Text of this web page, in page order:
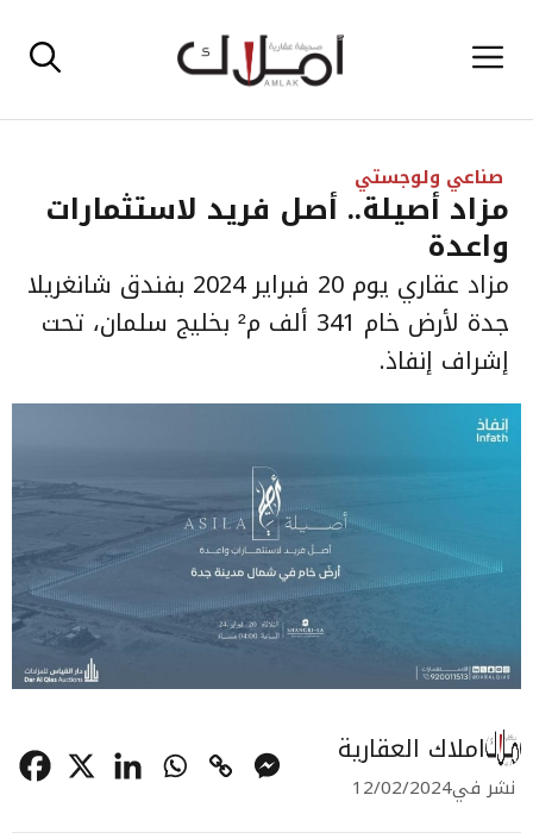
إلى القائمة
صناعي ولوجستي
مزاد أصيلة.. أصل فريد لاستثمارات
واعدة
مزاد عقاري يوم 20 فبراير 2024 بفندق شانغريلا
جدة لأرض خام 341 ألف م² بخليج سلمان، تحت
إشراف إنفاذ.
املاك العقارية
نشر في12/02/2024